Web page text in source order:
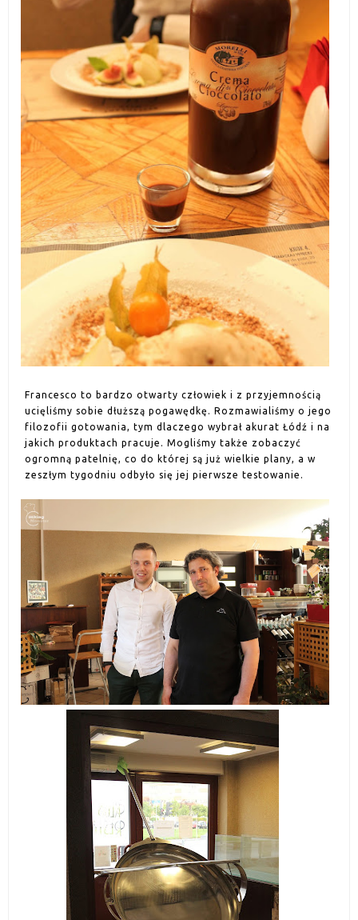
Francesco to bardzo otwarty człowiek i z przyjemnością
ucięliśmy sobie dłuższą pogawędkę. Rozmawialiśmy o jego
filozofii gotowania, tym dlaczego wybrał akurat Łódź i na
jakich produktach pracuje. Mogliśmy także zobaczyć
ogromną patelnię, co do której są już wielkie plany, a w
zeszłym tygodniu odbyło się jej pierwsze testowanie.